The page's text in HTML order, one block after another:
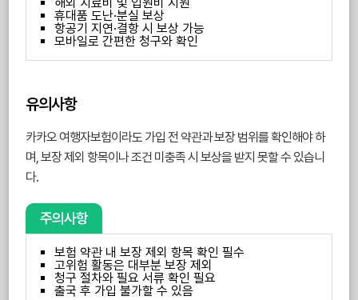
휴대품 도난·분실 보상
항공기 지연·결항 시 보상 가능
모바일로 간편한 청구와 확인
유의사항
카카오 여행자보험이라도 가입 전 약관과 보장 범위를 확인해야 하
며, 보장 제외 항목이나 조건 미충족 시 보상을 받지 못할 수 있습니
다.
주의사항
보험 약관 내 보장 제외 항목 확인 필수
고위험 활동은 대부분 보장 제외
청구 절차와 필요 서류 확인 필요
출국 후 가입 불가할 수 있음